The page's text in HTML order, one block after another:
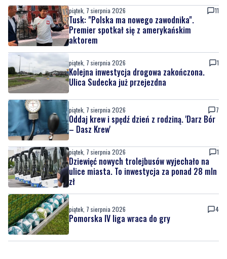
piątek, 7 sierpnia 2026 11
Tusk: "Polska ma nowego zawodnika".
Premier spotkał się z amerykańskim
aktorem
piątek, 7 sierpnia 2026 1
Kolejna inwestycja drogowa zakończona.
Ulica Sudecka już przejezdna
piątek, 7 sierpnia 2026 7
Oddaj krew i spędź dzień z rodziną. 'Darz Bór
– Dasz Krew'
piątek, 7 sierpnia 2026 1
Dziewięć nowych trolejbusów wyjechało na
ulice miasta. To inwestycja za ponad 28 mln
zł
piątek, 7 sierpnia 2026 4
Pomorska IV liga wraca do gry